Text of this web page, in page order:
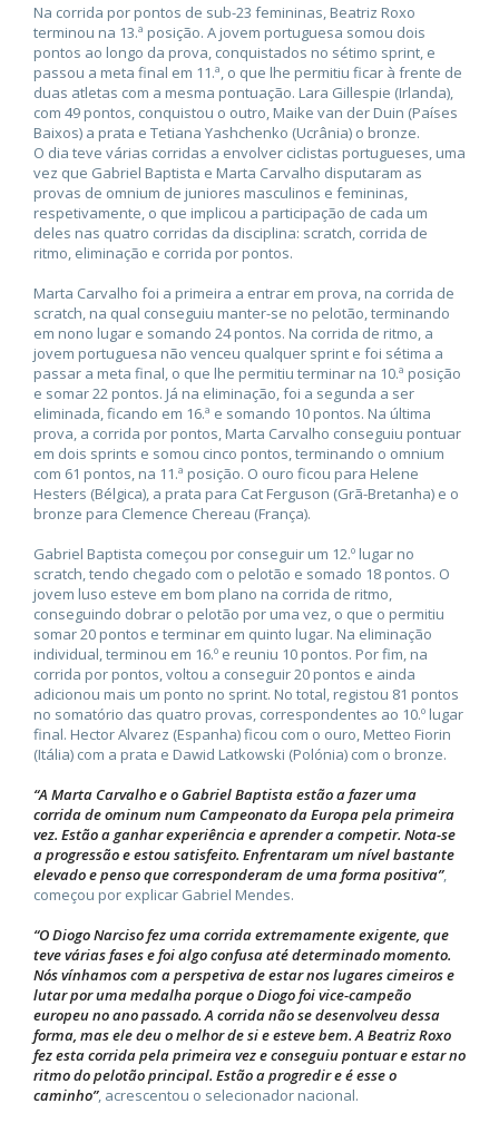
Na corrida por pontos de sub-23 femininas, Beatriz Roxo
terminou na 13.ª posição. A jovem portuguesa somou dois
pontos ao longo da prova, conquistados no sétimo sprint, e
passou a meta final em 11.ª, o que lhe permitiu ficar à frente de
duas atletas com a mesma pontuação. Lara Gillespie (Irlanda),
com 49 pontos, conquistou o outro, Maike van der Duin (Países
Baixos) a prata e Tetiana Yashchenko (Ucrânia) o bronze.
O dia teve várias corridas a envolver ciclistas portugueses, uma
vez que Gabriel Baptista e Marta Carvalho disputaram as
provas de omnium de juniores masculinos e femininas,
respetivamente, o que implicou a participação de cada um
deles nas quatro corridas da disciplina: scratch, corrida de
ritmo, eliminação e corrida por pontos.
Marta Carvalho foi a primeira a entrar em prova, na corrida de
scratch, na qual conseguiu manter-se no pelotão, terminando
em nono lugar e somando 24 pontos. Na corrida de ritmo, a
jovem portuguesa não venceu qualquer sprint e foi sétima a
passar a meta final, o que lhe permitiu terminar na 10.ª posição
e somar 22 pontos. Já na eliminação, foi a segunda a ser
eliminada, ficando em 16.ª e somando 10 pontos. Na última
prova, a corrida por pontos, Marta Carvalho conseguiu pontuar
em dois sprints e somou cinco pontos, terminando o omnium
com 61 pontos, na 11.ª posição. O ouro ficou para Helene
Hesters (Bélgica), a prata para Cat Ferguson (Grã-Bretanha) e o
bronze para Clemence Chereau (França).
Gabriel Baptista começou por conseguir um 12.º lugar no
scratch, tendo chegado com o pelotão e somado 18 pontos. O
jovem luso esteve em bom plano na corrida de ritmo,
conseguindo dobrar o pelotão por uma vez, o que o permitiu
somar 20 pontos e terminar em quinto lugar. Na eliminação
individual, terminou em 16.º e reuniu 10 pontos. Por fim, na
corrida por pontos, voltou a conseguir 20 pontos e ainda
adicionou mais um ponto no sprint. No total, registou 81 pontos
no somatório das quatro provas, correspondentes ao 10.º lugar
final. Hector Alvarez (Espanha) ficou com o ouro, Metteo Fiorin
(Itália) com a prata e Dawid Latkowski (Polónia) com o bronze.
“A Marta Carvalho e o Gabriel Baptista estão a fazer uma
corrida de ominum num Campeonato da Europa pela primeira
vez. Estão a ganhar experiência e aprender a competir. Nota-se
a progressão e estou satisfeito. Enfrentaram um nível bastante
elevado e penso que corresponderam de uma forma positiva”,
começou por explicar Gabriel Mendes.
“O Diogo Narciso fez uma corrida extremamente exigente, que
teve várias fases e foi algo confusa até determinado momento.
Nós vínhamos com a perspetiva de estar nos lugares cimeiros e
lutar por uma medalha porque o Diogo foi vice-campeão
europeu no ano passado. A corrida não se desenvolveu dessa
forma, mas ele deu o melhor de si e esteve bem. A Beatriz Roxo
fez esta corrida pela primeira vez e conseguiu pontuar e estar no
ritmo do pelotão principal. Estão a progredir e é esse o
caminho”, acrescentou o selecionador nacional.